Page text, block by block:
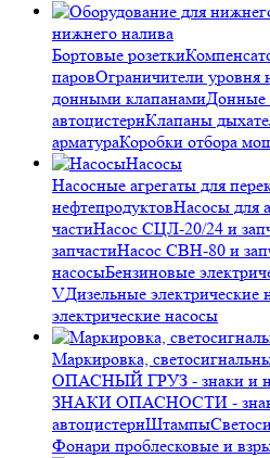
нижнего налива
Бортовые розетки
паровОграничители уровня
донными клапанамиДонные
автоцистернКлапаны
арматураКоробки отбора
Насосы
Насосные агрегаты для
нефтепродуктовНасосы для
частиНасос СЦЛ-20/24 и
запчастиНасос СВН-80 и
насосыБензиновые
VДизельные электрические
электрические насосы
Маркировка,
ОПАСНЫЙ ГРУЗ - знаки и
ЗНАКИ ОПАСНОСТИ -
автоцистернШтампы
Фонари проблесковые и